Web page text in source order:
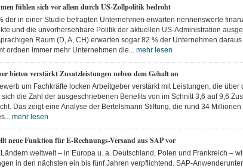
fühlen sich vor allem durch US-Zollpolitik bedroht
der in einer Studie befragten Unternehmen erwarten nennenswerte
und die unvorhersehbare Politik der aktuellen US-Administration
Raum (D, A, CH) erwarten sogar 82 % der Unternehmen
ordnen immer mehr Unternehmen die... mehr lesen
bieten verstärkt Zusatzleistungen neben dem Gehalt an
um Fachkräfte locken Arbeitgeber verstärkt mit Leistungen, die
die Zahl der ausgeschriebenen Benefits von im Schnitt 3,6 auf 9,6
Das zeigt eine Analyse der Bertelsmann Stiftung, die rund 34
mehr lesen
neue Funktion für E-Rechnungs-Versand aus SAP vor
Ländern weltweit – in Europa u. a. Deutschland, Polen und Frankreich –
in den nächsten ein bis fünf Jahren verpflichtend. SAP-